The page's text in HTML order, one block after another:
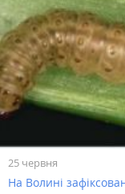
25 червня
На Волині